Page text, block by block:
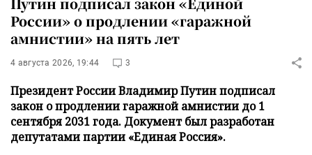
России» о продлении «гаражной
амнистии» на пять лет
4 августа 2026, 19:44 3
Президент России Владимир Путин подписал
закон о продлении гаражной амнистии до 1
сентября 2031 года. Документ был разработан
депутатами партии «Единая Россия».